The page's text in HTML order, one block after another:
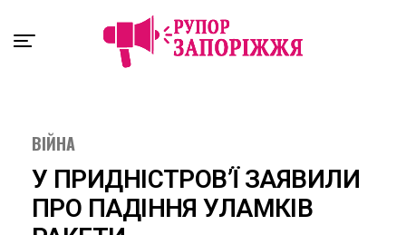
ВІЙНА
У ПРИДНІСТРОВ’Ї ЗАЯВИЛИ
ПРО ПАДІННЯ УЛАМКІВ
Exit mobile version